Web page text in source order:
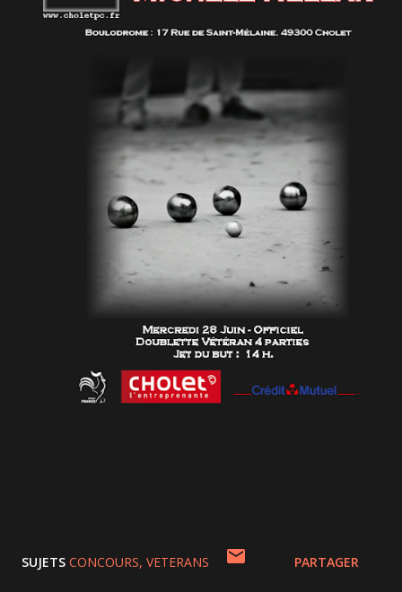
SUJETS CONCOURS VETERANS PARTAGER